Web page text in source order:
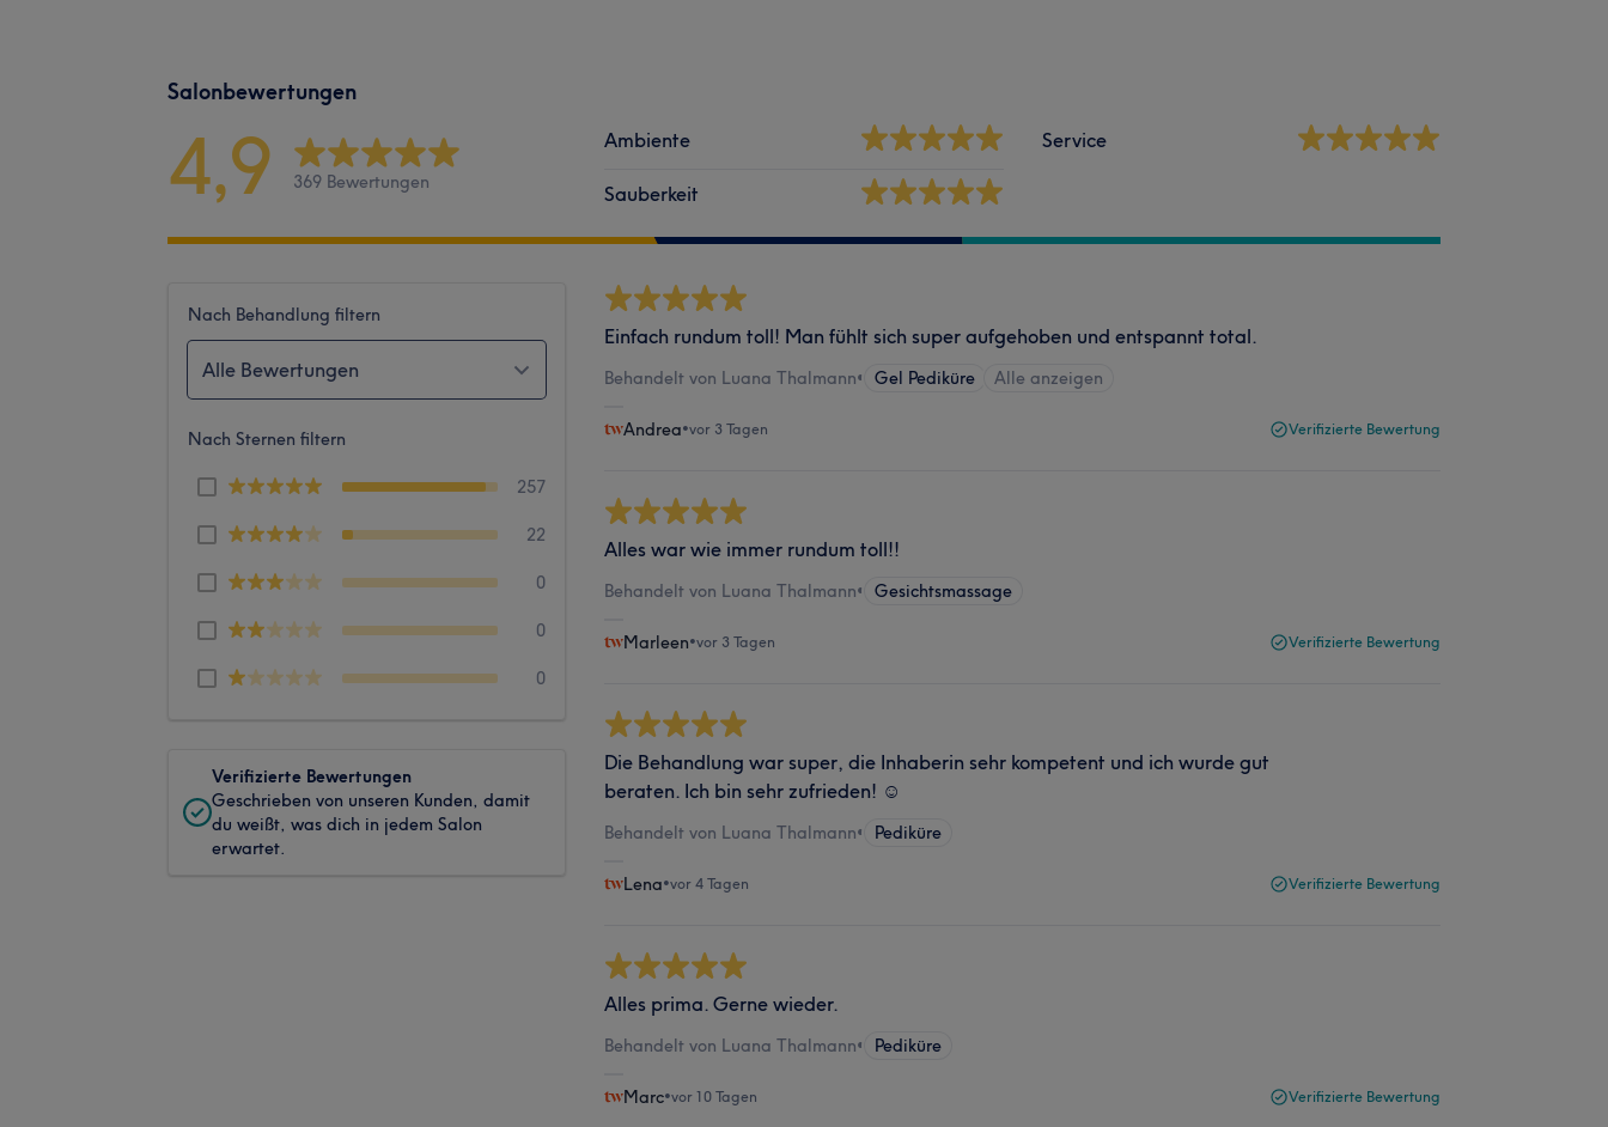
Salonbewertungen
4,9 369 Bewertungen
Ambiente
Sauberkeit
Service
Nach Behandlung filtern
Alle Bewertungen
Nach Sternen filtern
257
22
0
0
0
Verifizierte Bewertungen
Geschrieben von unseren Kunden, damit
du weißt, was dich in jedem Salon
erwartet.
Einfach rundum toll! Man fühlt sich super aufgehoben und entspannt total.
Behandelt von Luana Thalmann• Gel Pediküre Alle anzeigen
Andrea•vor 3 Tagen Verifizierte Bewertung
Alles war wie immer rundum toll!!
Behandelt von Luana Thalmann• Gesichtsmassage
Marleen•vor 3 Tagen Verifizierte Bewertung
Die Behandlung war super, die Inhaberin sehr kompetent und ich wurde gut
beraten. Ich bin sehr zufrieden! ☺️
Behandelt von Luana Thalmann• Pediküre
Lena•vor 4 Tagen Verifizierte Bewertung
Alles prima. Gerne wieder.
Behandelt von Luana Thalmann• Pediküre
Marc•vor 10 Tagen Verifizierte Bewertung